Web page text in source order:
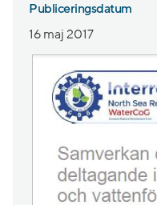
Publiceringsdatum
16 maj 2017